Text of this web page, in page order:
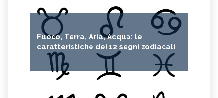
Fuoco, Terra, Aria, Acqua: le
caratteristiche dei 12 segni zodiacali